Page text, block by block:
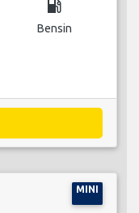
local_gas_station
Bensin
MINI